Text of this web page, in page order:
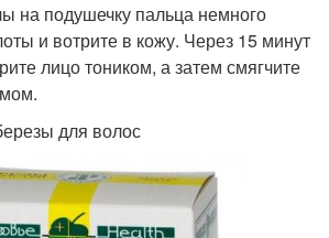
на подушечку пальца немного
и вотрите в кожу. Через 15 минут
лицо тоником, а затем смягчите
для волос